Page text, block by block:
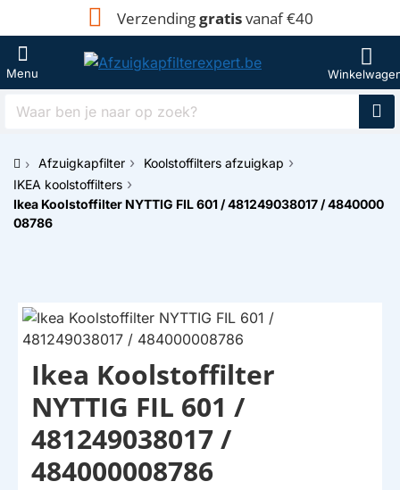
Verzendinggratisvanaf €40
Waar
naar
op
zoek?
h
o
m
Afzuigkapfilter
Koolstoffilters afzuigkap
IKEA koolstoffilters
Ikea Koolstoffilter NYTTIG FIL 601 / 481249038017 / 4840000
08786
Ikea Koolstoffilter
NYTTIG FIL 601 /
481249038017 /
484000008786